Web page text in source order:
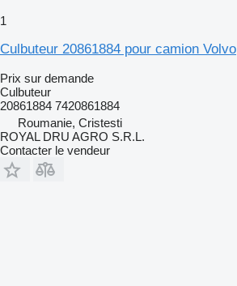
1
Culbuteur 20861884 pour camion Volvo
Prix sur demande
Culbuteur
20861884 7420861884
Roumanie, Cristesti
ROYAL DRU AGRO S.R.L.
Contacter le vendeur